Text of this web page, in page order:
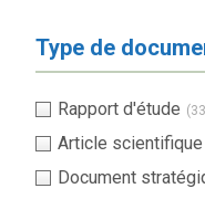
Type de
Rapport d'étude
Article scientifique
Document